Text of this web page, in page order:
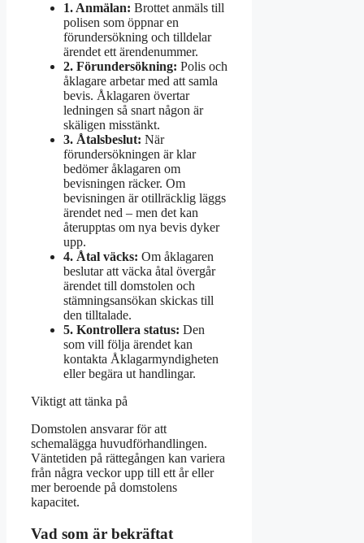
1. Anmälan: Brottet anmäls till
polisen som öppnar en
förundersökning och tilldelar
ärendet ett ärendenummer.
2. Förundersökning: Polis och
åklagare arbetar med att samla
bevis. Åklagaren övertar
ledningen så snart någon är
skäligen misstänkt.
3. Åtalsbeslut: När
förundersökningen är klar
bedömer åklagaren om
bevisningen räcker. Om
bevisningen är otillräcklig läggs
ärendet ned – men det kan
återupptas om nya bevis dyker
upp.
4. Åtal väcks: Om åklagaren
beslutar att väcka åtal övergår
ärendet till domstolen och
stämningsansökan skickas till
den tilltalade.
5. Kontrollera status: Den
som vill följa ärendet kan
kontakta Åklagarmyndigheten
eller begära ut handlingar.
Viktigt att tänka på
Domstolen ansvarar för att
schemalägga huvudförhandlingen.
Väntetiden på rättegången kan variera
från några veckor upp till ett år eller
mer beroende på domstolens
kapacitet.
Vad som är bekräftat